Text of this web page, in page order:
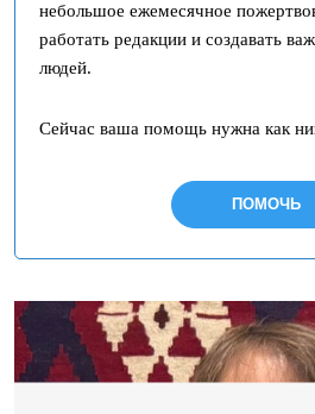
небольшое ежемесячное
работать редакции и создавать
людей.
Сейчас ваша помощь нужна как
ПОМОЧЬ